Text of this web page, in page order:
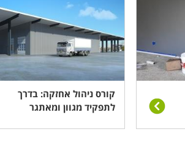
קורס ניהול אחזקה: בדרך
לתפקיד מגוון ומאתגר